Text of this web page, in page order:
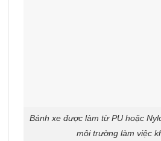
Bánh xe được làm từ PU hoặc
môi trường làm việc